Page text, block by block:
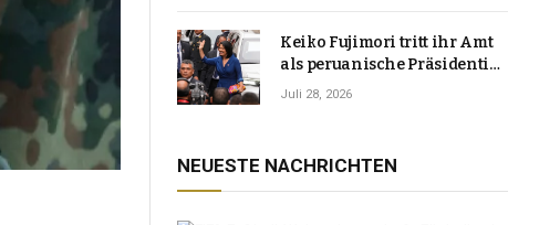
Keiko Fujimori tritt ihr Amt
als peruanische Präsidentin
an und verspricht, das
Juli 28, 2026
NEUESTE NACHRICHTEN